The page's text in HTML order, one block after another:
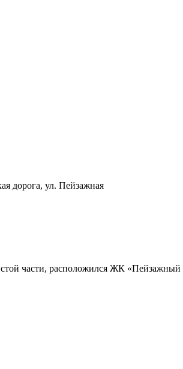
дорога, ул. Пейзажная
части, расположился ЖК